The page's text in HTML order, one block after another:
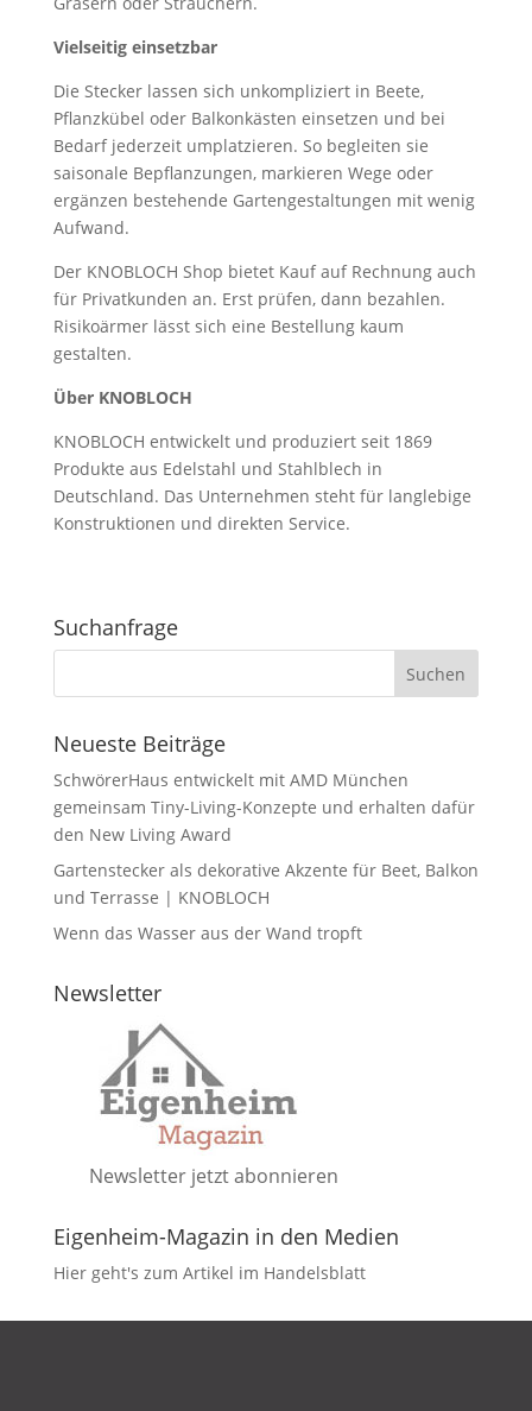
Vielseitig einsetzbar
Die Stecker lassen sich unkompliziert in Beete,
Pflanzkübel oder Balkonkästen einsetzen und bei
Bedarf jederzeit umplatzieren. So begleiten sie
saisonale Bepflanzungen, markieren Wege oder
ergänzen bestehende Gartengestaltungen mit wenig
Aufwand.
Der KNOBLOCH Shop bietet Kauf auf Rechnung auch
für Privatkunden an. Erst prüfen, dann bezahlen.
Risikoärmer lässt sich eine Bestellung kaum
gestalten.
Über KNOBLOCH
KNOBLOCH entwickelt und produziert seit 1869
Produkte aus Edelstahl und Stahlblech in
Deutschland. Das Unternehmen steht für langlebige
Konstruktionen und direkten Service.
Suchanfrage
Neueste Beiträge
SchwörerHaus entwickelt mit AMD München
gemeinsam Tiny-Living-Konzepte und erhalten dafür
den New Living Award
Gartenstecker als dekorative Akzente für Beet, Balkon
und Terrasse | KNOBLOCH
Wenn das Wasser aus der Wand tropft
Newsletter
Newsletter jetzt abonnieren
Eigenheim-Magazin in den Medien
Hier geht's zum Artikel im Handelsblatt
DATENSCHUTZ